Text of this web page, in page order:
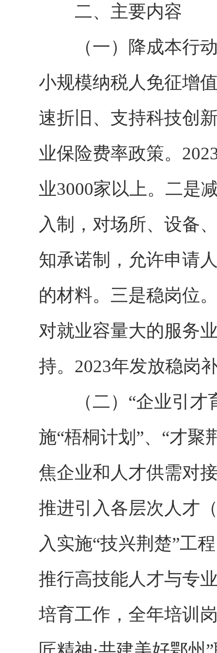
二、主要内容
（一）降成本行动
小规模纳税人免征增
速折旧、支持科技创
业保险费率政策。
业3000家以上。二是
入制，对场所、设备
知承诺制，允许申请
的材料。三是稳岗位
对就业容量大的服务
持。2023年发放稳岗
（二）“企业引才育
施“梧桐计划”、“才聚
焦企业和人才供需对
推进引入各层次人才
入实施“技兴荆楚”工
推行高技能人才与专
培育工作，全年培训